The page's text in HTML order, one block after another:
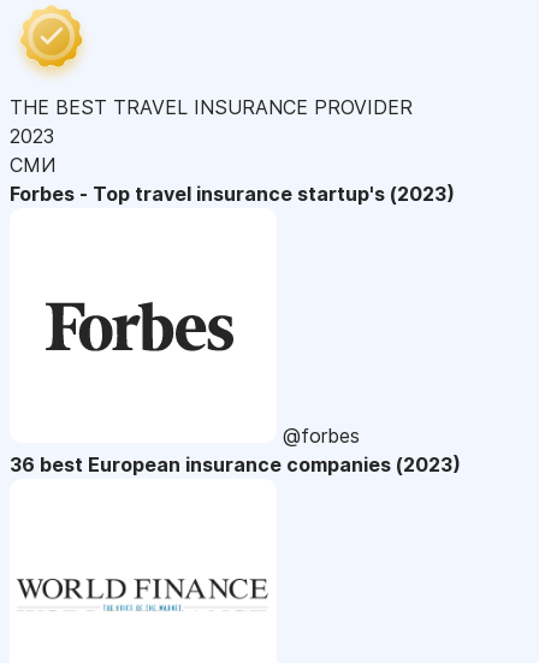
THE BEST TRAVEL INSURANCE PROVIDER
2023
СМИ
Forbes - Top travel insurance startup's (2023)
@forbes
36 best European insurance companies (2023)